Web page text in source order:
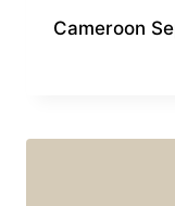
Cameroon